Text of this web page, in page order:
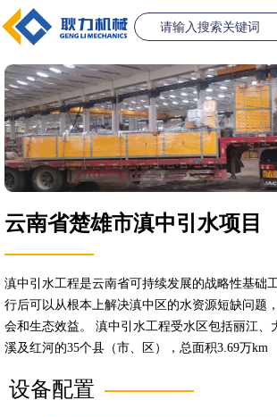
桥梁设备
GL1500-2500数控钢筋笼滚焊机
查看更多
首页
产品中心
案例中心
联系我们
新闻资讯
公司简介
云南省楚雄市滇中引水项目
滇中引水工程是云南省可持续发展的战略性基础
行后可以从根本上解决滇中区的水资源短缺问题
会和生态效益。 滇中引水工程受水区包括丽江、
溪及红河的35个县（市、区），总面积3.69万km
设备配置